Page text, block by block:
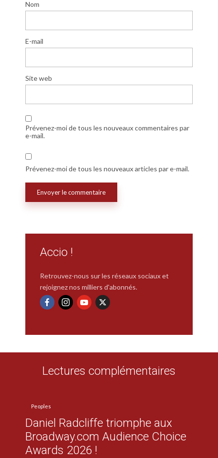
Nom
E-mail
Site web
Prévenez-moi de tous les nouveaux commentaires par
e-mail.
Prévenez-moi de tous les nouveaux articles par e-mail.
Accio !
Retrouvez-nous sur les réseaux sociaux et
rejoignez nos milliers d'abonnés.
Lectures complémentaires
Peoples
Daniel Radcliffe triomphe aux
Broadway.com Audience Choice
Awards 2026 !